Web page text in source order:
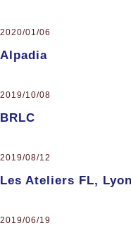
2020/01/06
Alpadia
2019/10/08
BRLC
2019/08/12
Les Ateliers FL,
2019/06/19